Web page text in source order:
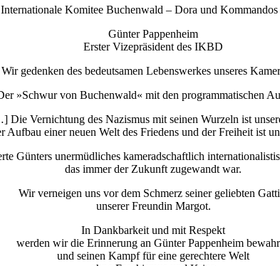
Komitee Buchenwald – Dora und Kommandos
Günter Pappenheim
Erster Vizepräsident des IKBD
Wir gedenken des bedeutsamen Lebenswerkes unseres
»Schwur von Buchenwald« mit den programmatischen
Die Vernichtung des Nazismus mit seinen Wurzeln ist
Aufbau einer neuen Welt des Friedens und der Freiheit ist
Günters unermüdliches kameradschaftlich
das immer der Zukunft zugewandt war.
Wir verneigen uns vor dem Schmerz seiner geliebten
unserer Freundin Margot.
In Dankbarkeit und mit Respekt
werden wir die Erinnerung an Günter Pappenheim
und seinen Kampf für eine gerechtere Welt